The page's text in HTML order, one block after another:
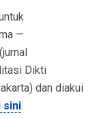
—
Dikti
dan diakui
sini.